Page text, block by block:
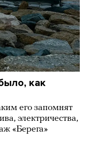
как
его запомнят
электричества,
«Берега»